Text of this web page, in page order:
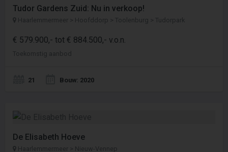
Tudor Gardens Zuid: Nu in verkoop!
Haarlemmermeer > Hoofddorp > Toolenburg > Tudorpark
€ 579.900,- tot € 884.500,- v.o.n.
Toekomstig aanbod
21 Bouw: 2020
De Elisabeth Hoeve
Haarlemmermeer > Nieuw-Vennep